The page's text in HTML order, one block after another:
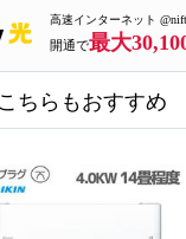
高速インターネット
開通で最大
ちらもおすすめ